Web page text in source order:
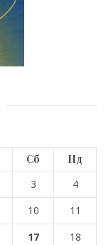
Сб
Нд
3
4
10
11
17 18